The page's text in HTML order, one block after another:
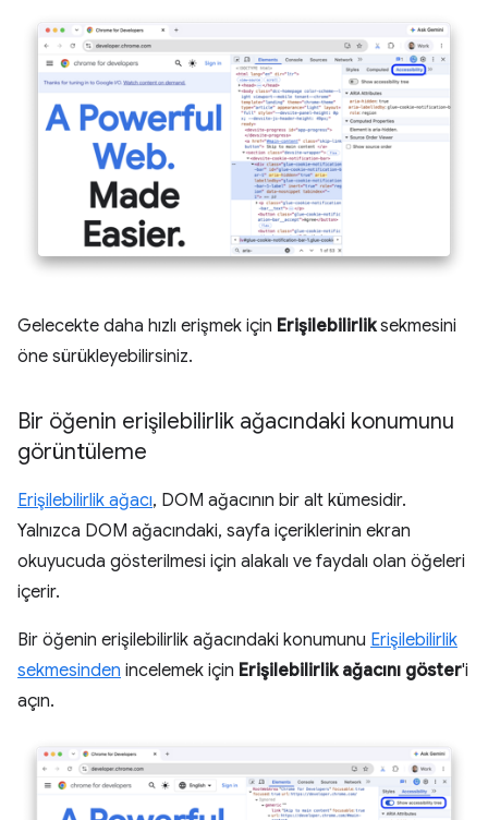
Gelecekte daha hızlı erişmek için Erişilebilirliksekmesini
öne sürükleyebilirsiniz.
Bir öğenin erişilebilirlik ağacındaki konumunu
görüntüleme
Erişilebilirlik ağacı, DOM ağacının bir alt kümesidir.
Yalnızca DOM ağacındaki, sayfa içeriklerinin ekran
okuyucuda gösterilmesi için alakalı ve faydalı olan öğeleri
içerir.
Bir öğenin erişilebilirlik ağacındaki konumunu Erişilebilirlik
sekmesinden incelemek için Erişilebilirlik ağacını göster'i
açın.